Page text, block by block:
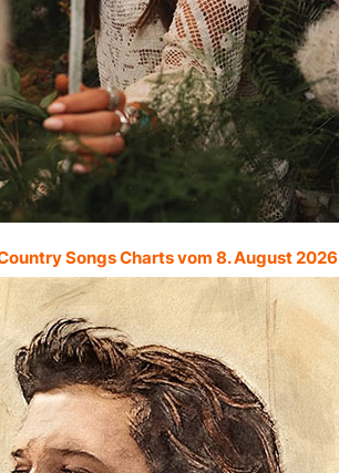
Songs Charts vom 8. August 2026